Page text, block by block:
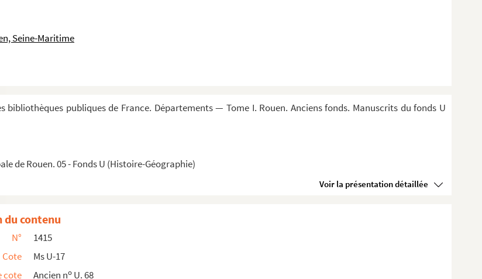
Seine-Maritime
bibliothèques publiques de France. Départements — Tome I. Rouen. Anciens fonds. Manuscrits du fonds U
de Rouen. 05 - Fonds U (Histoire-Géographie)
Voir la présentation détaillée
contenu
N°
1415
Cote
Ms U-17
cote
Ancien no U. 68